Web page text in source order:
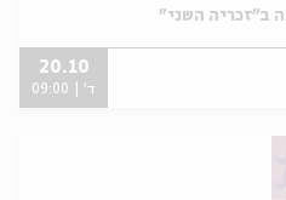
ב"זכריה השני"
20.10
ד' | 09:00